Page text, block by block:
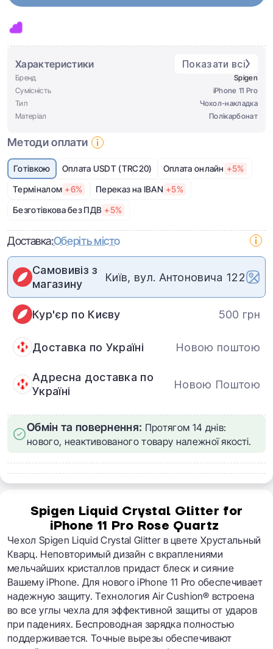
Характеристики Показати всі
Бренд
Spigen
Сумісність
iPhone 11 Pro
Тип
Чохол-накладка
Матеріал
Полікарбонат
Методи оплати
Готівкою Оплата USDT (TRC20) Оплата онлайн +5%
Терміналом +6% Переказ на IBAN +5%
Безготівкова без ПДВ +5%
Доставка:Оберіть місто
Самовивіз з
магазину
Київ, вул. Антоновича 122
Кур'єр по Києву 500 грн
Доставка по Україні Новою поштою
Адресна доставка по
Україні
Новою Поштою
Обмін та повернення: Протягом 14 днів:
нового, неактивованого товару належної якості.
Spigen Liquid Crystal Glitter for
iPhone 11 Pro Rose Quartz
Чехол Spigen Liquid Crystal Glitter в цвете Хрустальный
Кварц. Неповторимый дизайн с вкраплениями
мельчайших кристаллов придаст блеск и сияние
Вашему iPhone. Для нового iPhone 11 Pro обеспечивает
надежную защиту. Технология Air Cushion® встроена
во все углы чехла для эффективной защиты от ударов
при падениях. Беспроводная зарядка полностью
поддерживается. Точные вырезы обеспечивают